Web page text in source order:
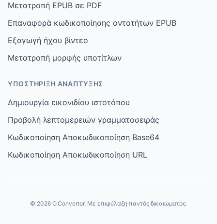
Μετατροπή EPUB σε PDF
Επαναφορά κωδικοποίησης οντοτήτων EPUB
Εξαγωγή ήχου βίντεο
Μετατροπή μορφής υποτίτλων
ΥΠΟΣΤΉΡΙΞΗ ΑΝΆΠΤΥΞΗΣ
Δημιουργία εικονιδίου ιστοτόπου
Προβολή λεπτομερειών γραμματοσειράς
Κωδικοποίηση Αποκωδικοποίηση Base64
Κωδικοποίηση Αποκωδικοποίηση URL
© 2026 O.Convertor. Με επιφύλαξη παντός δικαιώματος.